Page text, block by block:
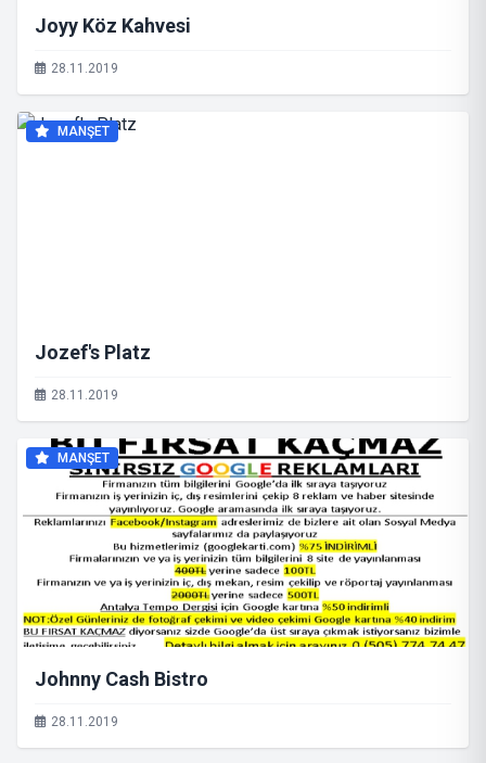
Joyy Köz Kahvesi
28.11.2019
MANŞET
Jozef's Platz
28.11.2019
MANŞET
Johnny Cash Bistro
28.11.2019